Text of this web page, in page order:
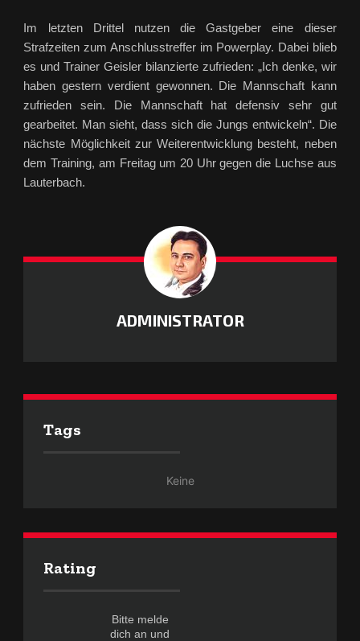
Im letzten Drittel nutzen die Gastgeber eine dieser
Strafzeiten zum Anschlusstreffer im Powerplay. Dabei blieb
es und Trainer Geisler bilanzierte zufrieden: „Ich denke, wir
haben gestern verdient gewonnen. Die Mannschaft kann
zufrieden sein. Die Mannschaft hat defensiv sehr gut
gearbeitet. Man sieht, dass sich die Jungs entwickeln“. Die
nächste Möglichkeit zur Weiterentwicklung besteht, neben
dem Training, am Freitag um 20 Uhr gegen die Luchse aus
Lauterbach.
ADMINISTRATOR
Tags
Keine
Rating
Bitte melde
dich an und